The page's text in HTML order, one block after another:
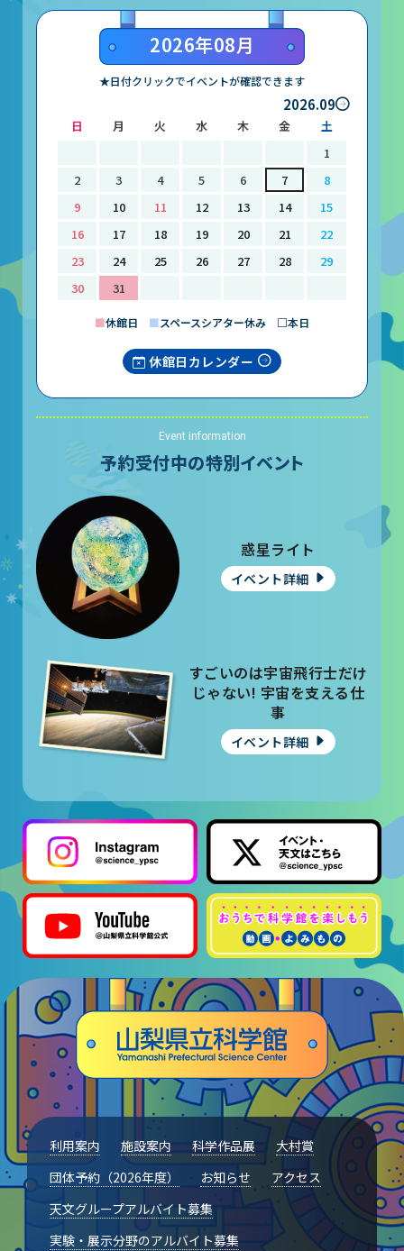
名誉館長あいさつ
プライバシーポリシー
お問い合わせ
プラネタリウム
イベント
動画配信
2026年08月
★日付クリックでイベントが確認できます
2026.09
日 月 火 水 木 金
土
1
2
3 4 5 6 7
8
9
10 11 12 13 14
15
16
17 18 19 20 21
22
23
24 25 26 27 28
29
30
31
■休館日 ■スペースシアター休み □本日
休館日カレンダー
Event information
予約受付中の特別イベント
惑星ライト
イベント詳細
すごいのは宇宙飛行士だけ
じゃない! 宇宙を支える仕
事
イベント詳細
利用案内 施設案内 科学作品展
大村賞
団体予約（2026年度）
お知らせ
アクセス
天文グループアルバイト募集
実験・展示分野のアルバイト募集